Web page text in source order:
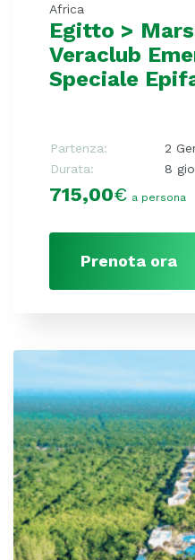
Africa
Egitto >
Veraclub
Speciale
Partenza:
2
Durata:
8
715,00€ a persona
Prenota ora